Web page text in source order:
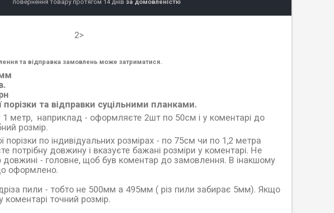
повернення товару протягом 14 днів за домовленістю
2>
та відправка замовлень може затриматися.
та відправки суцільними планками.
1 метр, наприклад - оформляєте 2шт по 50см і у коментарі до
розмір.
по індивідуальних розмірах - по 75см чи по 1,2 метра
потрібну довжину і вказуєте бажані розміри у коментарі. Не
- головне, щоб був коментар до замовлення. В інакшому
оформлено.
пили - тобто не 500мм а 495мм ( різ пили забирає 5мм). Якщо
коментарі точний розмір.